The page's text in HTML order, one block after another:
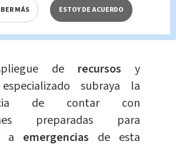
(@multimedioscr)
de recursos y
subraya la
de contar con
preparadas para
a emergencias de esta
MÁS ESTOY DE ACUERDO